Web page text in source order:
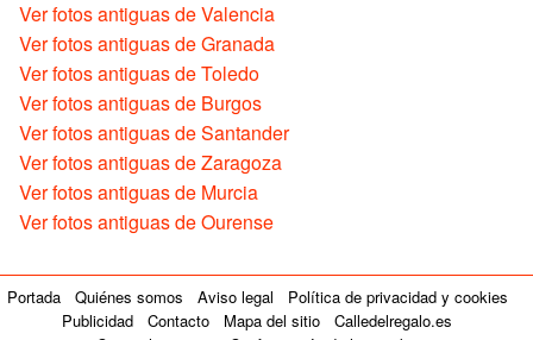
Ver fotos antiguas de Valencia
Ver fotos antiguas de Granada
Ver fotos antiguas de Toledo
Ver fotos antiguas de Burgos
Ver fotos antiguas de Santander
Ver fotos antiguas de Zaragoza
Ver fotos antiguas de Murcia
Ver fotos antiguas de Ourense
Portada Quiénes somos Aviso legal
Política de privacidad y cookies
Publicidad
Contacto Mapa del sitio
Calledelregalo.es